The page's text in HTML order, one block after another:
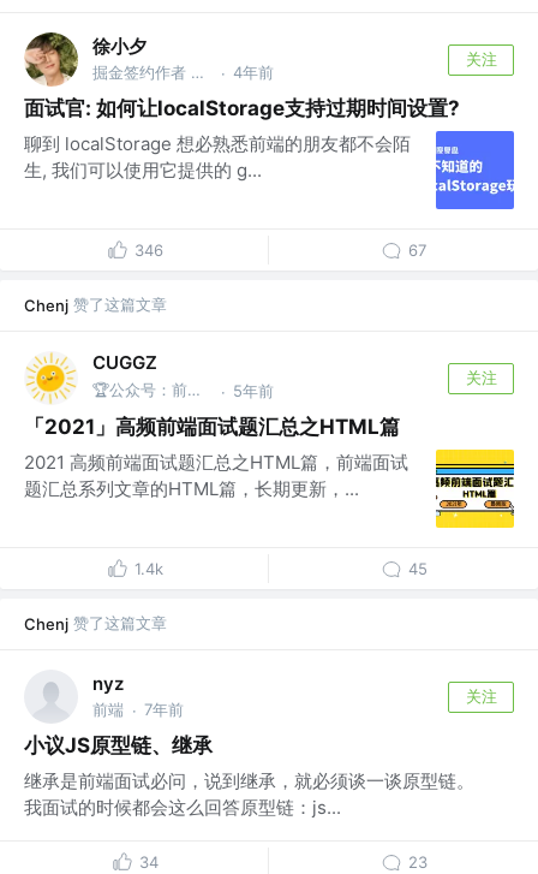
徐小夕
掘金签约作者 @flowmix多模态 · 4年前
关注
面试官: 如何让localStorage支持过期时间设置?
聊到 localStorage 想必熟悉前端的朋友都不会陌
生, 我们可以使用它提供的 g...
346 67
Chenj 赞了这篇文章
CUGGZ
🏆公众号：前端充电宝 · 5年前
关注
「2021」高频前端面试题汇总之HTML篇
2021 高频前端面试题汇总之HTML篇，前端面试
题汇总系列文章的HTML篇，长期更新，...
1.4k 45
Chenj 赞了这篇文章
nyz
前端 · 7年前
关注
小议JS原型链、继承
继承是前端面试必问，说到继承，就必须谈一谈原型链。
我面试的时候都会这么回答原型链：js...
34 23